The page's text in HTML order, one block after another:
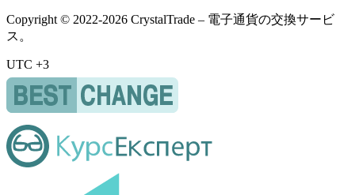
Copyright © 2022-2026 CrystalTrade – 電子通貨の交換サービ
ス。
UTC +3